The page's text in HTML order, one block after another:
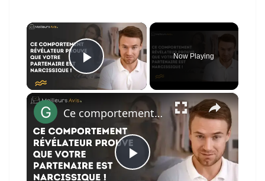
×
Play Video
Now Playing
×
P
Ce comportement révélateur prouve que votre partenaire est narcissique !